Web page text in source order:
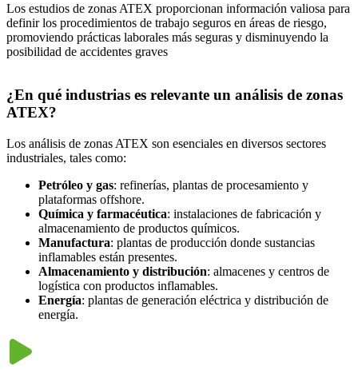
Los estudios de zonas ATEX proporcionan información valiosa para
definir los procedimientos de trabajo seguros en áreas de riesgo,
promoviendo prácticas laborales más seguras y disminuyendo la
posibilidad de accidentes graves
¿En qué industrias es relevante un análisis de zonas
ATEX?
Los análisis de zonas ATEX son esenciales en diversos sectores
industriales, tales como:
Petróleo y gas: refinerías, plantas de procesamiento y
plataformas offshore.
Química y farmacéutica: instalaciones de fabricación y
almacenamiento de productos químicos.
Manufactura: plantas de producción donde sustancias
inflamables están presentes.
Almacenamiento y distribución: almacenes y centros de
logística con productos inflamables.
Energía: plantas de generación eléctrica y distribución de
energía.